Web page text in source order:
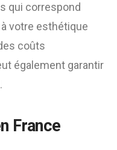
qui correspond
votre esthétique
coûts
également garantir
France